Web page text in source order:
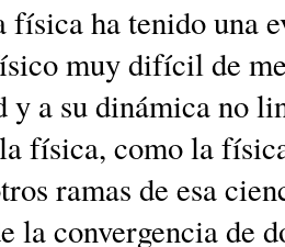
física ha tenido una
muy difícil de
a su dinámica no
física, como la
ramas de esa
la convergencia de